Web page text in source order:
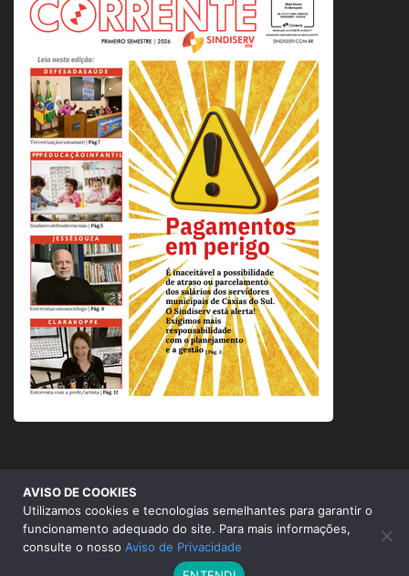
© 2026 Sindicato dos Servidores Municipais de Caxias do
Aviso de Privacidade
AVISO DE COOKIES
Utilizamos cookies e tecnologias semelhantes para garantir o
funcionamento adequado do site. Para mais informações,
consulte o nosso Aviso de Privacidade